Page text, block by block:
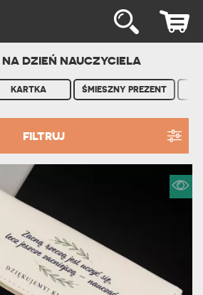
NA DZIEŃ NAUCZYCIELA
KARTKA ŚMIESZNY PREZENT
FILTRUJ